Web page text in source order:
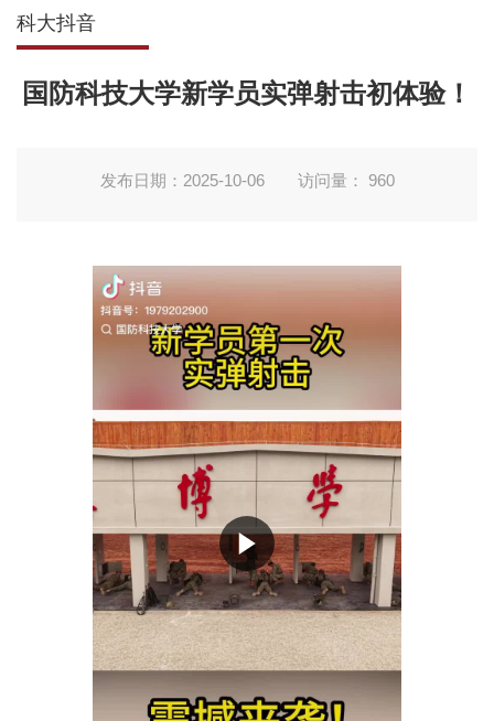
科大抖音
国防科技大学新学员实弹射击初体验！
发布日期：2025-10-06 访问量： 960